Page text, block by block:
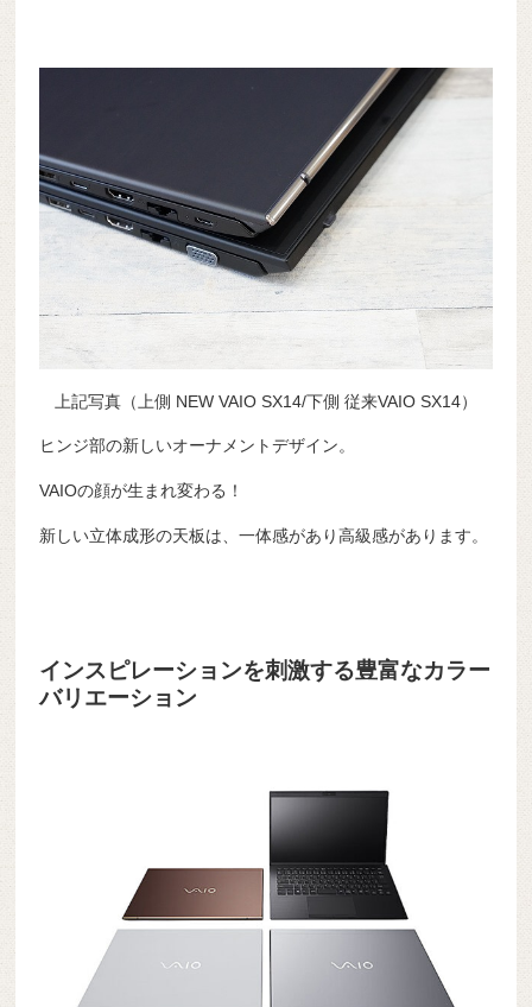
上記写真（上側 NEW VAIO SX14/下側 従来VAIO SX14）
ヒンジ部の新しいオーナメントデザイン。
VAIOの顔が生まれ変わる！
新しい立体成形の天板は、一体感があり高級感があります。
インスピレーションを刺激する豊富なカラー
バリエーション